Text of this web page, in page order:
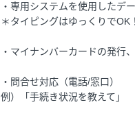
・専用システムを使用したデ
＊タイピングはゆっくりでOK！
・マイナンバーカードの発行
・問合せ対応（電話/窓口）
例）「手続き状況を教えて」